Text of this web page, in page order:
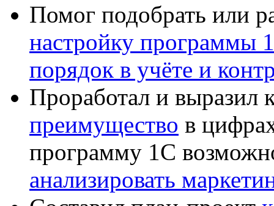
Помог подобрать или
настройку программы
порядок в учёте и
Проработал и выразил
преимущество в
программу 1С
анализировать